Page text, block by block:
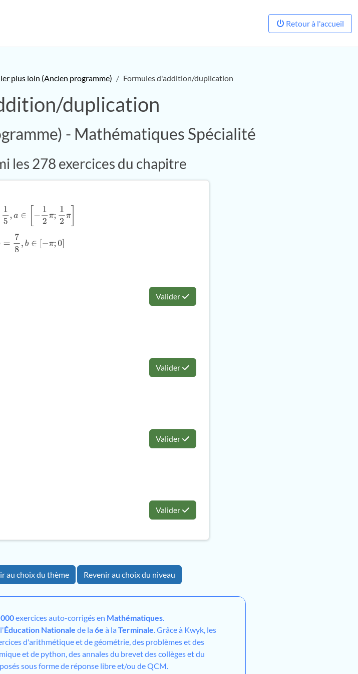
Retour à l'accueil
plus loin (Ancien programme) Formules d'addition/duplication
duplication
- Mathématiques Spécialité
les 278 exercices du chapitre
1 ∈[ π; π]
7 b∈[ −π 0]
Valider
Valider
Valider
Valider
au choix du thème Revenir au choix du niveau
exercices auto-corrigés en Mathématiques.
Éducation Nationale de la 6e à la Terminale. Grâce à Kwyk, les
d'arithmétique et de géométrie, des problèmes et des
et de python, des annales du brevet des collèges et du
sous forme de réponse libre et/ou de QCM.